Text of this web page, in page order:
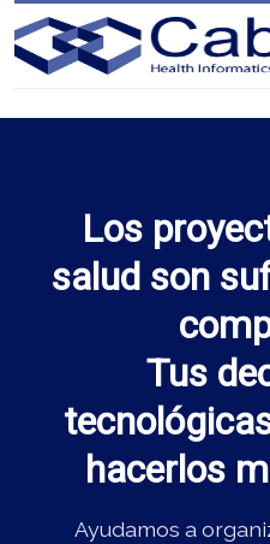
Los
salud son
Tus
hacerlos
Ayudamos a